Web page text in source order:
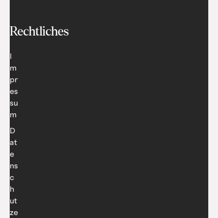
Rechtliches
m
pr
es
su
m
D
at
e
ns
c
h
ut
ze